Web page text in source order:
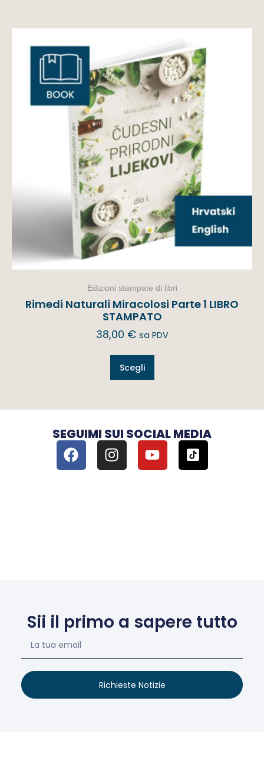
Edizioni stampate di libri
Rimedi Naturali Miracolosi Parte 1 LIBRO
STAMPATO
38,00 € sa PDV
Scegli
SEGUIMI SUI SOCIAL MEDIA
Sii il primo a sapere tutto
Richieste Notizie